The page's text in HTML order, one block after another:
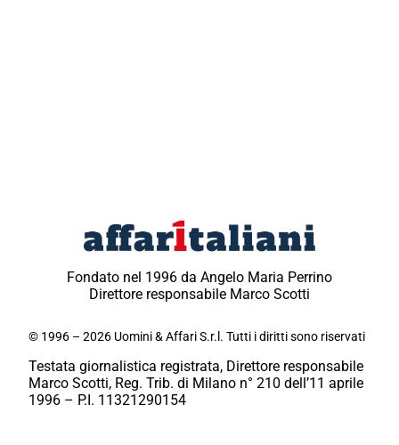
Fondato nel 1996 da Angelo Maria Perrino
Direttore responsabile Marco Scotti
© 1996 – 2026 Uomini & Affari S.r.l. Tutti i diritti sono riservati
Testata giornalistica registrata, Direttore responsabile
Marco Scotti, Reg. Trib. di Milano n° 210 dell’11 aprile
1996 – P.I. 11321290154